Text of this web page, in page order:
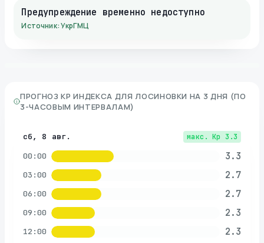
Предупреждение временно недоступно
Источник: УкрГМЦ
ПРОГНОЗ KP ИНДЕКСА ДЛЯ ЛОСИНОВКИ НА 3 ДНЯ (ПО
3-ЧАСОВЫМ ИНТЕРВАЛАМ)
сб, 8 авг. макс. Kp 3.3
00:00 3.3
03:00 2.7
06:00 2.7
09:00 2.3
12:00 2.3